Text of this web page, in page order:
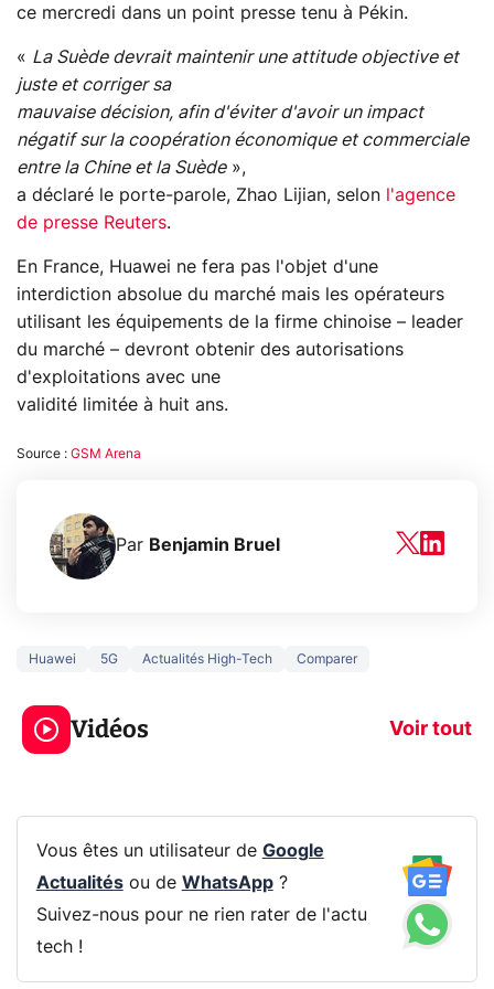
ce mercredi dans un point presse tenu à Pékin.
« La Suède devrait maintenir une attitude objective et
juste et corriger sa
mauvaise décision, afin d'éviter d'avoir un impact
négatif sur la coopération économique et commerciale
entre la Chine et la Suède»,
a déclaré le porte-parole, Zhao Lijian, selon
l'agence
de presse Reuters.
En France, Huawei ne fera pas l'objet d'une
interdiction absolue du marché mais les opérateurs
utilisant les équipements de la firme chinoise – leader
du marché – devront obtenir des autorisations
d'exploitations avec une
validité limitée à huit ans.
Source : GSM Arena
Par Benjamin Bruel
Huawei 5G Actualités High-Tech Comparer
Vidéos Voir tout
3 écrans en 1 pour
319€ ? Voici L'AOC
CQ32G4ZA !
5 générations
prochaine
Vous êtes un utilisateur de Google
Actualitésou de WhatsApp?
Suivez-nous pour ne rien rater de l'actu
tech !